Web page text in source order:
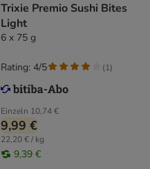
Trixie Premio Sushi Bites
Light
6 x 75 g
Einzeln 10,74 €
9,99 €
22,20 € / kg
9,39 €
Rating: 4/5 (1)